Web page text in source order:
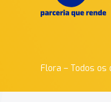
Flora – Todos